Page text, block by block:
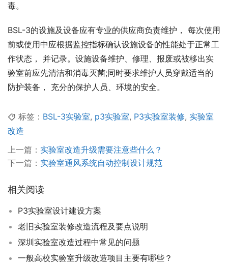
毒。
BSL-3的设施及设备应有专业的供应商负责维护， 每次使用
前或使用中应根据监控指标确认设施设备的性能处于正常工
作状态， 并记录。设施设备维护、修理、报废或被移出实
验室前应先清洁和消毒灭菌;同时要求维护人员穿戴适当的
防护装备， 充分的保护人员、环境的安全。
标签： BSL-3实验室, p3实验室, P3实验室装修, 实验室
改造
上一篇： 实验室改造升级需要注意些什么？
下一篇： 实验室通风系统自动控制设计规范
相关阅读
P3实验室设计建设方案
老旧实验室装修改造流程及要点说明
深圳实验室改造过程中常见的问题
一般高校实验室升级改造项目主要有哪些？